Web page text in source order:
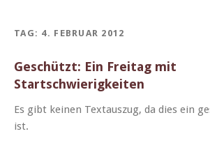
TAG: 4. FEBRUAR 2012
Geschützt: Ein Freitag mit
Startschwierigkeiten
Es gibt keinen Tex­tauszug, da dies ein
ist.